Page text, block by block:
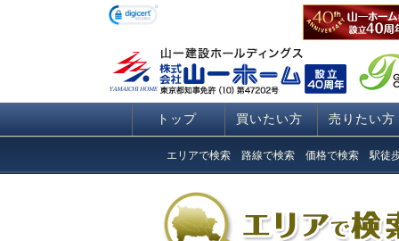
トップ 買いたい方 売りたい方
エリアで検索 路線で検索 価格で検索 駅徒